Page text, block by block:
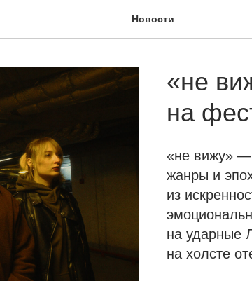
Новости
«не
на
«не вижу» —
жанры и
из
на ударные
на холсте